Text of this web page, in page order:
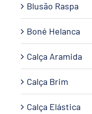
Blusão Raspa
Boné Helanca
Calça Aramida
Calça Brim
Calça Elástica